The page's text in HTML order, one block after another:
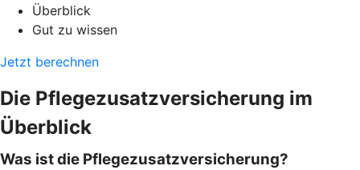
Überblick
Gut zu wissen
Jetzt berechnen
Die Pflegezusatzversicherung im
Überblick
Was ist die Pflegezusatzversicherung?